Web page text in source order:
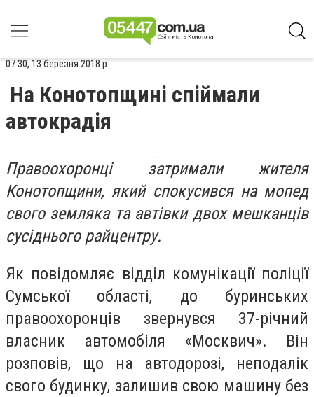
07:30, 13 березня 2018 р.
На Конотопщині спіймали
автокрадія
Правоохоронці затримали жителя
Конотопщини, який спокусився на мопед
свого земляка та автівки двох мешканців
сусіднього райцентру.
Як повідомляє відділ комунікації поліції
Сумської області, до буринських
правоохоронців звернувся 37-річний
власник автомобіля «Москвич». Він
розповів, що на автодорозі, неподалік
свого будинку, залишив свою машину без